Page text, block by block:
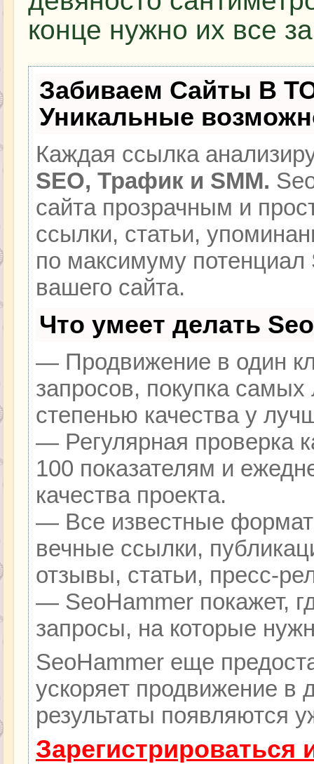
конце нужно их все
Забиваем Сайты В
Уникальные
Каждая ссылка
SEO, Трафик и SMM.
сайта прозрачным и
ссылки, статьи,
по максимуму
вашего сайта.
Что умеет делать
— Продвижение в один
запросов, покупка
степенью качества у
— Регулярная проверка
100 показателям и
качества проекта.
— Все известные
вечные ссылки,
отзывы, статьи, пресс-
— SeoHammer покажет,
запросы, на которые
SeoHammer еще
ускоряет продвижение в
результаты появляются